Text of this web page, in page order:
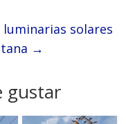
solares
→
gustar